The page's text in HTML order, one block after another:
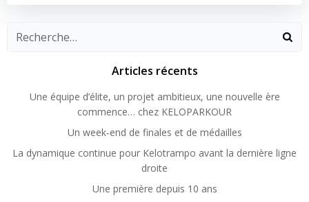
Articles récents
Une équipe d’élite, un projet ambitieux, une nouvelle ère
commence… chez KELOPARKOUR
Un week-end de finales et de médailles
La dynamique continue pour Kelotrampo avant la dernière ligne
droite
Une première depuis 10 ans